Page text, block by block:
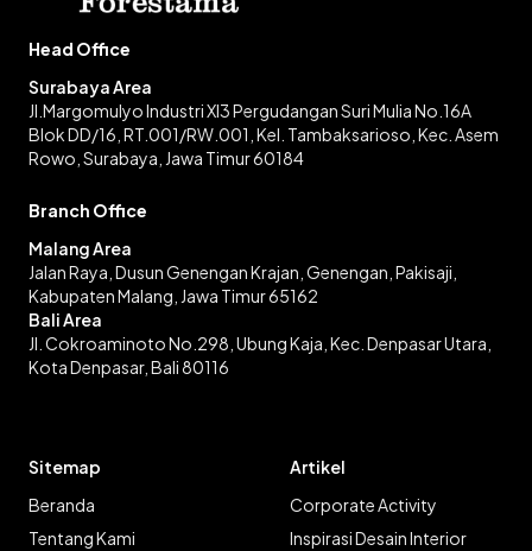
Head Office
Surabaya Area
Jl.Margomulyo Industri XI3 Pergudangan Suri Mulia No.16A
Blok DD/16, RT.001/RW.001, Kel. Tambaksarioso, Kec. Asem
Rowo, Surabaya, Jawa Timur 60184
Branch Office
Malang Area
Jalan Raya, Dusun Genengan Krajan, Genengan, Pakisaji,
Kabupaten Malang, Jawa Timur 65162
Bali Area
Jl. Cokroaminoto No.298, Ubung Kaja, Kec. Denpasar Utara,
Kota Denpasar, Bali 80116
Sitemap
Beranda
Tentang Kami
Artikel
Corporate Activity
Inspirasi Desain Interior